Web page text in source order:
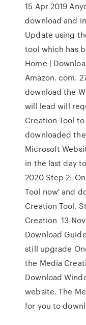
15 Apr 2019
download and
Update using
tool which has
Home |
Amazon. com.
download the
will lead will
Creation Tool
downloaded
Microsoft
in the last day
2020 Step 2:
Tool now' and
Creation Tool.
Creation 13
Download
still upgrade
the Media
Download
website. The
for you to